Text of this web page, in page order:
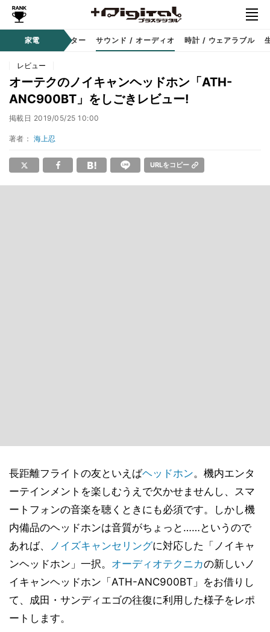
家電プロジェクター サウンド / オーディオ 時計 / ウェアラブル
レビュー
オーテクのノイキャンヘッドホン「ATH-
ANC900BT」をしごきレビュー!
掲載日 2019/05/25 10:00
著者： 海上忍
URLをコピー
長距離フライトの友といえばヘッドホン。機内エンタ
ーテインメントを楽しむうえで欠かせませんし、スマ
ートフォンの音楽を聴くときにも必須です。しかし機
内備品のヘッドホンは音質がちょっと……というので
あれば、
ノイズキャンセリングに対応した「ノイキャ
ンヘッドホン」一択。 オーディオテクニカの新しいノ
イキャンヘッドホン「ATH-ANC900BT」をお借りし
て、成田・サンディエゴの往復に利用した様子をレポ
ートします。